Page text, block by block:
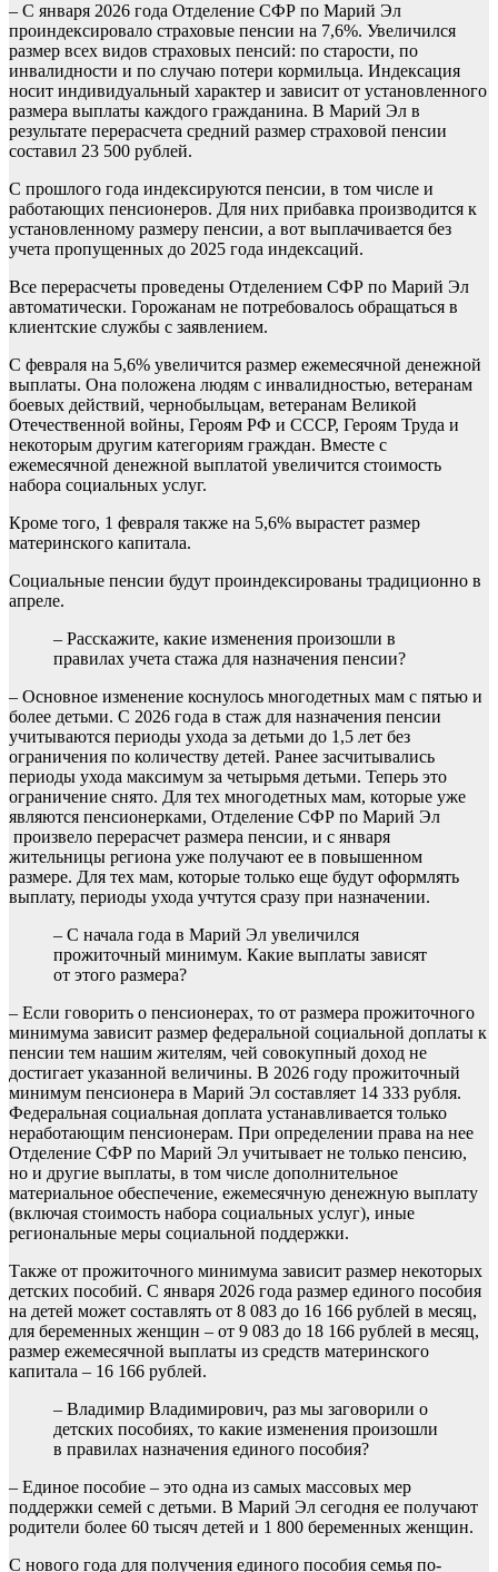
– С января 2026 года Отделение СФР по Марий Эл
проиндексировало страховые пенсии на 7,6%. Увеличился
размер всех видов страховых пенсий: по старости, по
инвалидности и по случаю потери кормильца. Индексация
носит индивидуальный характер и зависит от установленного
размера выплаты каждого гражданина. В Марий Эл в
результате перерасчета средний размер страховой пенсии
составил 23 500 рублей.
С прошлого года индексируются пенсии, в том числе и
работающих пенсионеров. Для них прибавка производится к
установленному размеру пенсии, а вот выплачивается без
учета пропущенных до 2025 года индексаций.
Все перерасчеты проведены Отделением СФР по Марий Эл
автоматически. Горожанам не потребовалось обращаться в
клиентские службы с заявлением.
С февраля на 5,6% увеличится размер ежемесячной денежной
выплаты. Она положена людям с инвалидностью, ветеранам
боевых действий, чернобыльцам, ветеранам Великой
Отечественной войны, Героям РФ и СССР, Героям Труда и
некоторым другим категориям граждан. Вместе с
ежемесячной денежной выплатой увеличится стоимость
набора социальных услуг.
Кроме того, 1 февраля также на 5,6% вырастет размер
материнского капитала.
Социальные пенсии будут проиндексированы традиционно в
апреле.
– Расскажите, какие изменения произошли в
правилах учета стажа для назначения пенсии?
– Основное изменение коснулось многодетных мам с пятью и
более детьми. С 2026 года в стаж для назначения пенсии
учитываются периоды ухода за детьми до 1,5 лет без
ограничения по количеству детей. Ранее засчитывались
периоды ухода максимум за четырьмя детьми. Теперь это
ограничение снято. Для тех многодетных мам, которые уже
являются пенсионерками, Отделение СФР по Марий Эл
произвело перерасчет размера пенсии, и с января
жительницы региона уже получают ее в повышенном
размере. Для тех мам, которые только еще будут оформлять
выплату, периоды ухода учтутся сразу при назначении.
– С начала года в Марий Эл увеличился
прожиточный минимум. Какие выплаты зависят
от этого размера?
– Если говорить о пенсионерах, то от размера прожиточного
минимума зависит размер федеральной социальной доплаты к
пенсии тем нашим жителям, чей совокупный доход не
достигает указанной величины. В 2026 году прожиточный
минимум пенсионера в Марий Эл составляет 14 333 рубля.
Федеральная социальная доплата устанавливается только
неработающим пенсионерам. При определении права на нее
Отделение СФР по Марий Эл учитывает не только пенсию,
но и другие выплаты, в том числе дополнительное
материальное обеспечение, ежемесячную денежную выплату
(включая стоимость набора социальных услуг), иные
региональные меры социальной поддержки.
Также от прожиточного минимума зависит размер некоторых
детских пособий. С января 2026 года размер единого пособия
на детей может составлять от 8 083 до 16 166 рублей в месяц,
для беременных женщин – от 9 083 до 18 166 рублей в месяц,
размер ежемесячной выплаты из средств материнского
капитала – 16 166 рублей.
– Владимир Владимирович, раз мы заговорили о
детских пособиях, то какие изменения произошли
в правилах назначения единого пособия?
– Единое пособие – это одна из самых массовых мер
поддержки семей с детьми. В Марий Эл сегодня ее получают
родители более 60 тысяч детей и 1 800 беременных женщин.
С нового года для получения единого пособия семья по-